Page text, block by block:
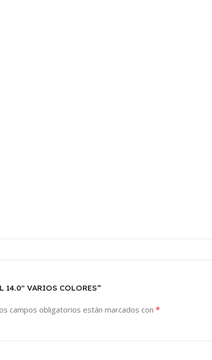
VARIOS COLORES”
campos obligatorios están marcados con *